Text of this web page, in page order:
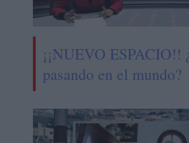
¡¡NUEVO ESPACIO!!
pasando en el mundo?